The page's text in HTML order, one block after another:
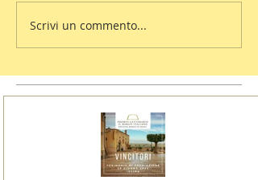
Scrivi un commento...